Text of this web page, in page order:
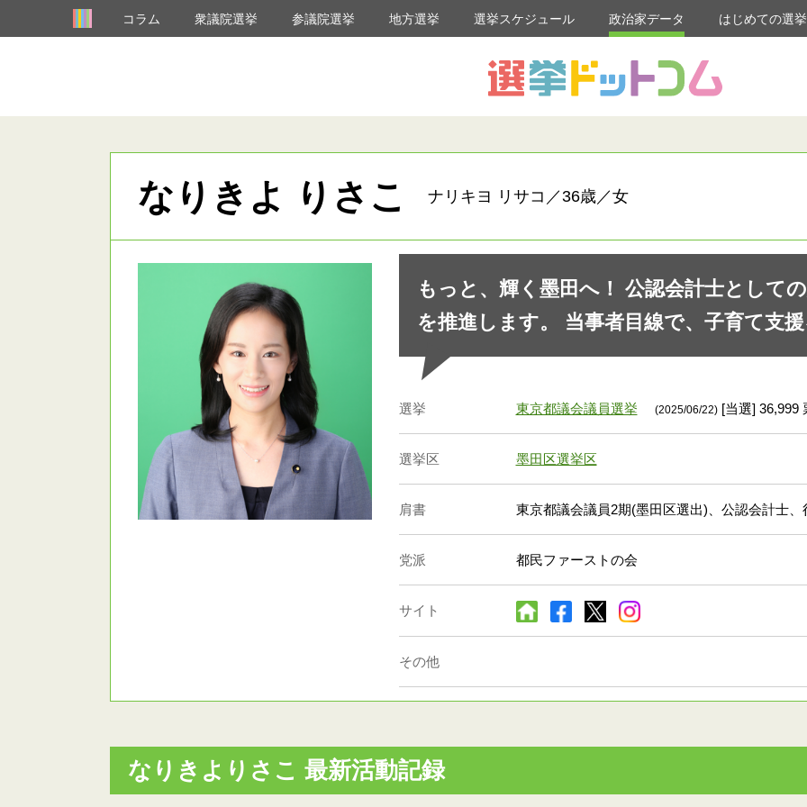
コラム 衆議院選挙 参議院選挙 地方選挙 選挙スケジュール 政治家データ はじめての選挙
なりきよ りさこ ナリキヨ リサコ／36歳／女
もっと、輝く墨田へ！ 公認会計士として
を推進します。 当事者目線で、子育て支援
選挙 東京都議会議員選挙 (2025/06/22)[当選] 36,999
選挙区 墨田区選挙区
肩書 東京都議会議員2期(墨田区選出)、公認会計士、
党派 都民ファーストの会
サイト
その他
なりきよりさこ 最新活動記録